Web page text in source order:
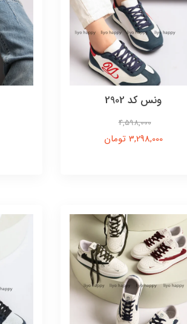
ونس کد 2902
4,598,000
3,298,000 تومان